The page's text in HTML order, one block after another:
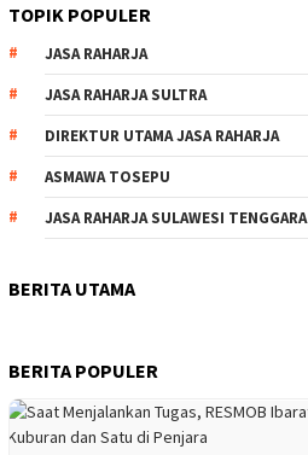
TOPIK POPULER
JASA RAHARJA
JASA RAHARJA SULTRA
DIREKTUR UTAMA JASA RAHARJA
ASMAWA TOSEPU
JASA RAHARJA SULAWESI TENGGARA
BERITA UTAMA
BERITA POPULER